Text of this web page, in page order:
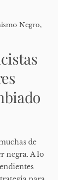
Negro,
de
negra. A lo